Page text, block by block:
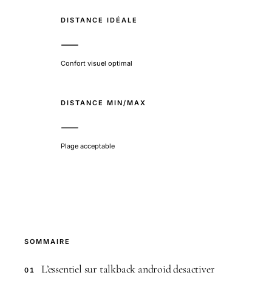
DISTANCE IDÉALE
—
Confort visuel optimal
DISTANCE MIN/MAX
—
Plage acceptable
SOMMAIRE
01 L’essentiel sur talkback android desactiver